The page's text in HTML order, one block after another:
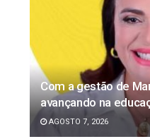
Com a gestão de
avançando na
AGOSTO 7, 2026